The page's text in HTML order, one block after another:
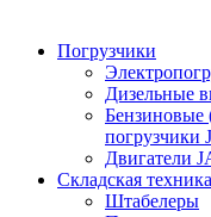
Погрузчики
Дизельные
Бензиновые
погрузчики
Двигатели
Складская техника
Штабелеры